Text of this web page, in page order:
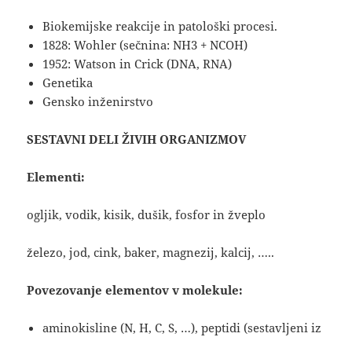
Biokemijske reakcije in patološki procesi.
1828: Wohler (sečnina: NH3 + NCOH)
1952: Watson in Crick (DNA, RNA)
Genetika
Gensko inženirstvo
SESTAVNI DELI ŽIVIH ORGANIZMOV
Elementi:
ogljik, vodik, kisik, dušik, fosfor in žveplo
železo, jod, cink, baker, magnezij, kalcij, …..
Povezovanje elementov v molekule:
aminokisline (N, H, C, S, …), peptidi (sestavljeni iz